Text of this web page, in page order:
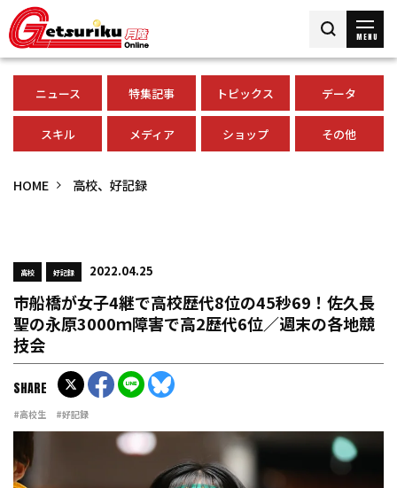
MENU
ニュース 特集記事 トピックス データ
スキル メディア ショップ その他
HOME 高校、好記録
高校 好記録 2022.04.25
市船橋が女子4継で高校歴代8位の45秒69！佐久長
聖の永原3000ｍ障害で高2歴代6位／週末の各地競
技会
#高校生 #好記録
SHARE